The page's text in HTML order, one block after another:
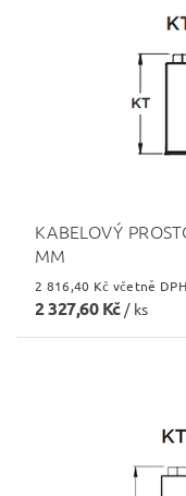
KABELOVÝ
MM
2 816,40 Kč včetně DPH
2 327,60 Kč / ks